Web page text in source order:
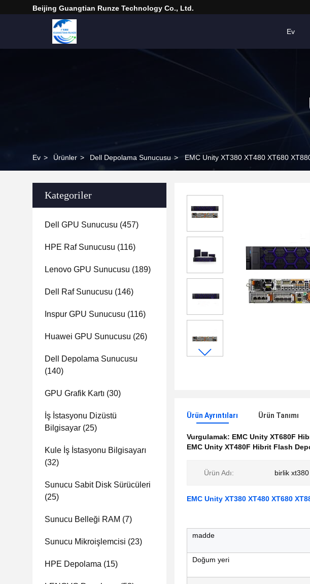
Beijing Guangtian Runze Technology Co., Ltd.
Ev
Ev > Ürünler > Dell Depolama Sunucusu > EMC Unity XT380 XT480 XT680
Kategoriler
Dell GPU Sunucusu (457)
HPE Raf Sunucusu (116)
Lenovo GPU Sunucusu (189)
Dell Raf Sunucusu (146)
Inspur GPU Sunucusu (116)
Huawei GPU Sunucusu (26)
Dell Depolama Sunucusu
(140)
GPU Grafik Kartı (30)
İş İstasyonu Dizüstü
Bilgisayar (25)
Kule İş İstasyonu Bilgisayarı
(32)
Sunucu Sabit Disk Sürücüleri
(25)
Sunucu Belleği RAM (7)
Sunucu Mikroişlemcisi (23)
HPE Depolama (15)
Ürün Ayrıntıları Ürün Tanımı
Vurgulamak: EMC Unity XT680F
EMC Unity XT480F Hibrit Flash
Ürün Adı: birlik xt380
EMC Unity XT380 XT480 XT680
madde
Doğum yeri